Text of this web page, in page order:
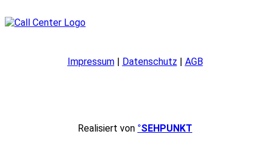
Impressum| Datenschutz | AGB
Realisiert von °SEHPUNKT